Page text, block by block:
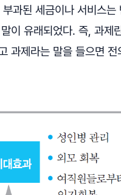
과된 세금이나 서비스는
이 유래되었다. 즉, 과제
과제라는 말을 들으면 전